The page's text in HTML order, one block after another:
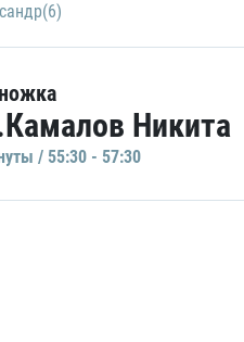
Никита
/ 55:30 - 57:30